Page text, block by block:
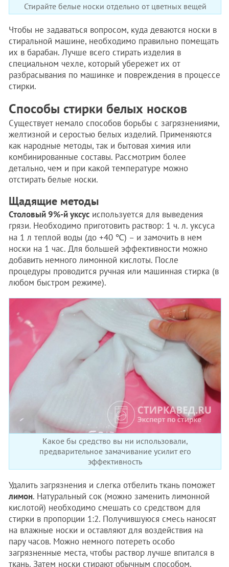
Стирайте белые носки отдельно от цветных вещей
Чтобы не задаваться вопросом, куда деваются носки в
стиральной машине, необходимо правильно помещать
их в барабан. Лучше всего стирать изделия в
специальном чехле, который убережет их от
разбрасывания по машинке и повреждения в процессе
стирки.
Способы стирки белых носков
Существует немало способов борьбы с загрязнениями,
желтизной и серостью белых изделий. Применяются
как народные методы, так и бытовая химия или
комбинированные составы. Рассмотрим более
детально, чем и при какой температуре можно
отстирать белые носки.
Щадящие методы
Столовый 9%-й уксус используется для выведения
грязи. Необходимо приготовить раствор: 1 ч. л. уксуса
на 1 л теплой воды (до +40 ℃) – и замочить в нем
носки на 1 час. Для большей эффективности можно
добавить немного лимонной кислоты. После
процедуры проводится ручная или машинная стирка (в
любом быстром режиме).
Какое бы средство вы ни использовали,
предварительное замачивание усилит его
эффективность
Удалить загрязнения и слегка отбелить ткань поможет
лимон. Натуральный сок (можно заменить лимонной
кислотой) необходимо смешать со средством для
стирки в пропорции 1:2. Получившуюся смесь наносят
на влажные носки и оставляют для воздействия на
пару часов. Можно немного потереть особо
загрязненные места, чтобы раствор лучше впитался в
ткань. Затем носки стирают обычным способом.